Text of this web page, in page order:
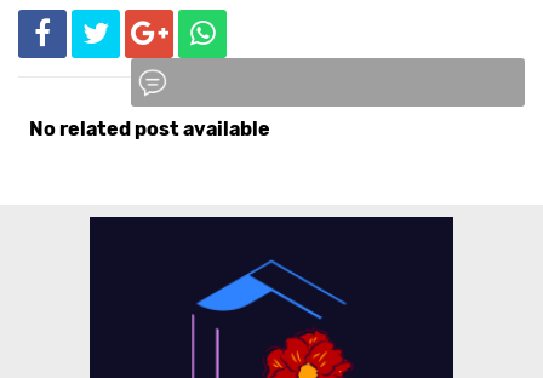
No related post available